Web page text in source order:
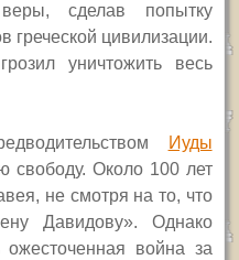
сделав попытку
греческой цивилизации.
уничтожить весь
Иуды
свободу. Около 100 лет
не смотря на то, что
Давидову». Однако
война за